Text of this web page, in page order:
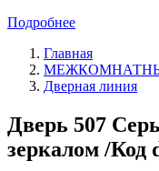
Подробнее
Главная
Дверная линия
Дверь 507
зеркалом /Код